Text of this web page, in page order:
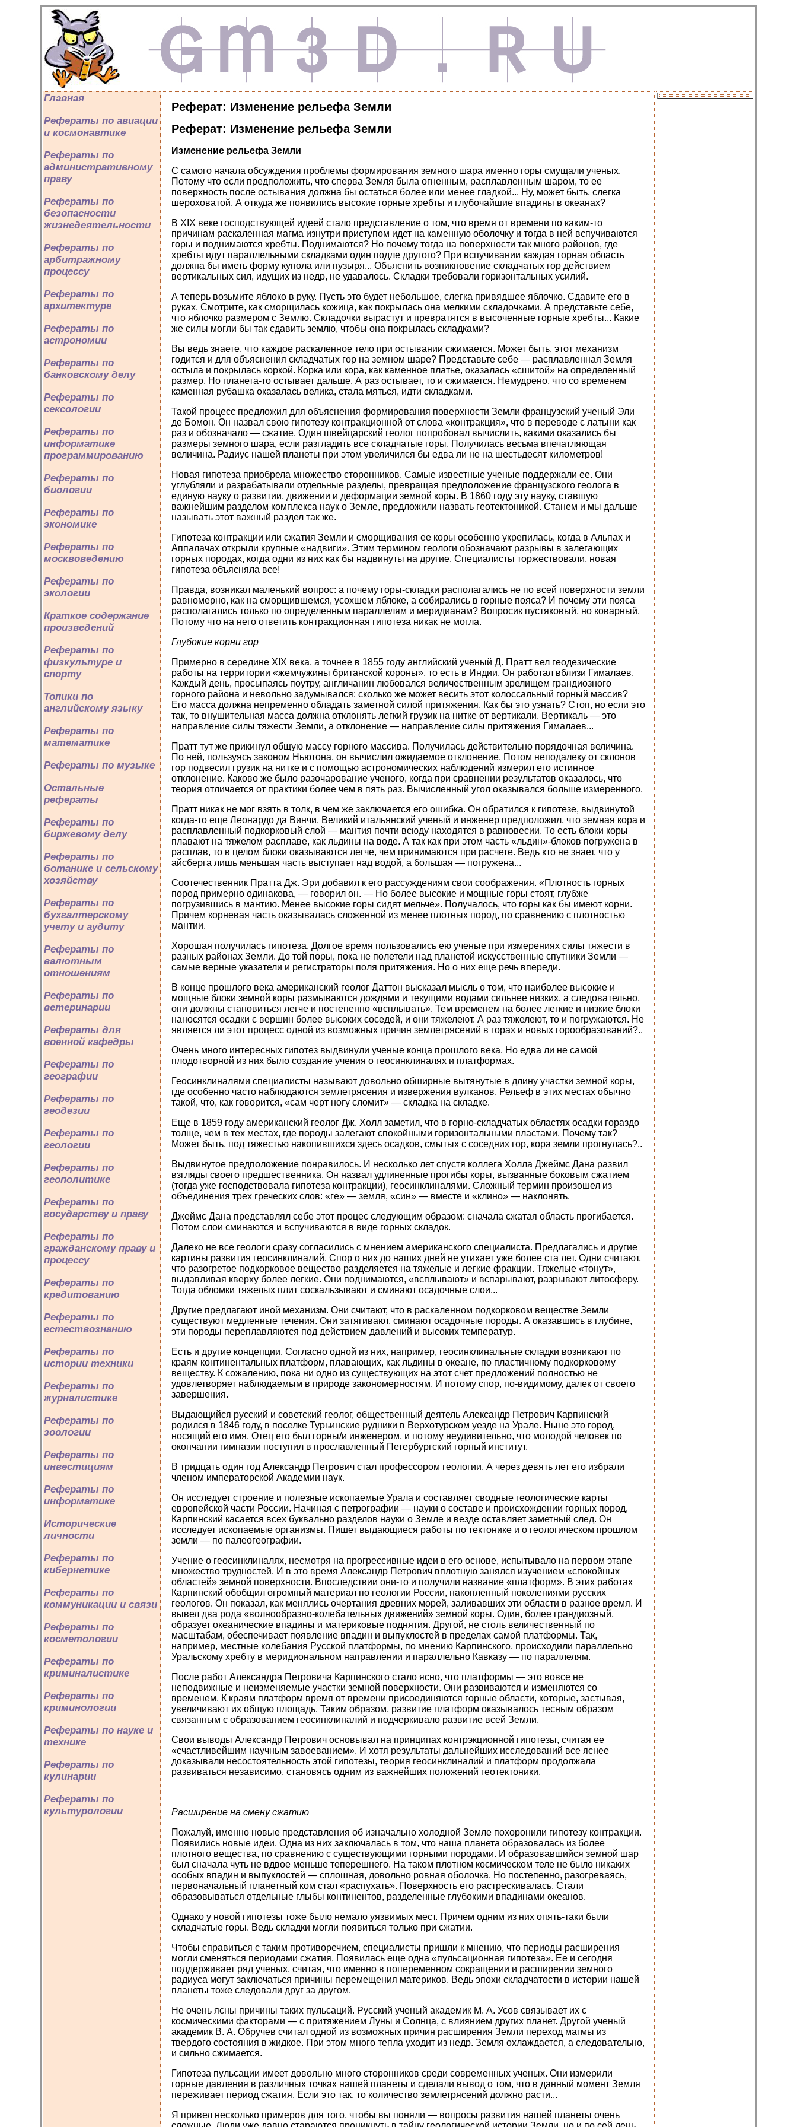
Главная
Рефераты по авиации
и космонавтике
Рефераты по
административному
праву
Рефераты по
безопасности
жизнедеятельности
Рефераты по
арбитражному
процессу
Рефераты по
архитектуре
Рефераты по
астрономии
Рефераты по
банковскому делу
Рефераты по
сексологии
Рефераты по
информатике
программированию
Рефераты по
биологии
Рефераты по
экономике
Рефераты по
москвоведению
Рефераты по
экологии
Краткое содержание
произведений
Рефераты по
физкультуре и
спорту
Топики по
английскому языку
Рефераты по
математике
Рефераты по музыке
Остальные
рефераты
Рефераты по
биржевому делу
Рефераты по
ботанике и сельскому
хозяйству
Рефераты по
бухгалтерскому
учету и аудиту
Рефераты по
валютным
отношениям
Рефераты по
ветеринарии
Рефераты для
военной кафедры
Рефераты по
географии
Рефераты по
геодезии
Рефераты по
геологии
Рефераты по
геополитике
Рефераты по
государству и праву
Рефераты по
гражданскому праву и
процессу
Рефераты по
кредитованию
Рефераты по
естествознанию
Рефераты по
истории техники
Рефераты по
журналистике
Рефераты по
зоологии
Рефераты по
инвестициям
Рефераты по
информатике
Исторические
личности
Рефераты по
кибернетике
Рефераты по
коммуникации и связи
Рефераты по
косметологии
Рефераты по
криминалистике
Рефераты по
криминологии
Рефераты по науке и
технике
Рефераты по
кулинарии
Рефераты по
культурологии
Реферат: Изменение рельефа Земли
Реферат: Изменение рельефа Земли
Изменение рельефа Земли
С самого начала обсуждения проблемы формирования земного шара именно горы смущали ученых.
Потому что если предположить, что сперва Земля была огненным, расплавленным шаром, то ее
поверхность после остывания должна бы остаться более или менее гладкой... Ну, может быть, слегка
шероховатой. А откуда же появились высокие горные хребты и глубочайшие впадины в океанах?
В XIX веке господствующей идеей стало представление о том, что время от времени по каким-то
причинам раскаленная магма изнутри приступом идет на каменную оболочку и тогда в ней вспучиваются
горы и поднимаются хребты. Поднимаются? Но почему тогда на поверхности так много районов, где
хребты идут параллельными складками один подле другого? При вспучивании каждая горная область
должна бы иметь форму купола или пузыря... Объяснить возникновение складчатых гор действием
вертикальных сил, идущих из недр, не удавалось. Складки требовали горизонтальных усилий.
А теперь возьмите яблоко в руку. Пусть это будет небольшое, слегка привядшее яблочко. Сдавите его в
руках. Смотрите, как сморщилась кожица, как покрылась она мелкими складочками. А представьте себе,
что яблочко размером с Землю. Складочки вырастут и превратятся в высоченные горные хребты... Какие
же силы могли бы так сдавить землю, чтобы она покрылась складками?
Вы ведь знаете, что каждое раскаленное тело при остывании сжимается. Может быть, этот механизм
годится и для объяснения складчатых гор на земном шаре? Представьте себе — расплавленная Земля
остыла и покрылась коркой. Корка или кора, как каменное платье, оказалась «сшитой» на определенный
размер. Но планета-то остывает дальше. А раз остывает, то и сжимается. Немудрено, что со временем
каменная рубашка оказалась велика, стала мяться, идти складками.
Такой процесс предложил для объяснения формирования поверхности Земли французский ученый Эли
де Бомон. Он назвал свою гипотезу контракционной от слова «контракция», что в переводе с латыни как
раз и обозначало — сжатие. Один швейцарский геолог попробовал вычислить, какими оказались бы
размеры земного шара, если разгладить все складчатые горы. Получилась весьма впечатляющая
величина. Радиус нашей планеты при этом увеличился бы едва ли не на шестьдесят километров!
Новая гипотеза приобрела множество сторонников. Самые известные ученые поддержали ее. Они
углубляли и разрабатывали отдельные разделы, превращая предположение французского геолога в
единую науку о развитии, движении и деформации земной коры. В 1860 году эту науку, ставшую
важнейшим разделом комплекса наук о Земле, предложили назвать геотектоникой. Станем и мы дальше
называть этот важный раздел так же.
Гипотеза контракции или сжатия Земли и сморщивания ее коры особенно укрепилась, когда в Альпах и
Аппалачах открыли крупные «надвиги». Этим термином геологи обозначают разрывы в залегающих
горных породах, когда одни из них как бы надвинуты на другие. Специалисты торжествовали, новая
гипотеза объясняла все!
Правда, возникал маленький вопрос: а почему горы-складки располагались не по всей поверхности земли
равномерно, как на сморщившемся, усохшем яблоке, а собирались в горные пояса? И почему эти пояса
располагались только по определенным параллелям и меридианам? Вопросик пустяковый, но коварный.
Потому что на него ответить контракционная гипотеза никак не могла.
Глубокие корни гор
Примерно в середине XIX века, а точнее в 1855 году английский ученый Д. Пратт вел геодезические
работы на территории «жемчужины британской короны», то есть в Индии. Он работал вблизи Гималаев.
Каждый день, просыпаясь поутру, англичанин любовался величественным зрелищем грандиозного
горного района и невольно задумывался: сколько же может весить этот колоссальный горный массив?
Его масса должна непременно обладать заметной силой притяжения. Как бы это узнать? Стоп, но если это
так, то внушительная масса должна отклонять легкий грузик на нитке от вертикали. Вертикаль — это
направление силы тяжести Земли, а отклонение — направление силы притяжения Гималаев...
Пратт тут же прикинул общую массу горного массива. Получилась действительно порядочная величина.
По ней, пользуясь законом Ньютона, он вычислил ожидаемое отклонение. Потом неподалеку от склонов
гор подвесил грузик на нитке и с помощью астрономических наблюдений измерил его истинное
отклонение. Каково же было разочарование ученого, когда при сравнении результатов оказалось, что
теория отличается от практики более чем в пять раз. Вычисленный угол оказывался больше измеренного.
Пратт никак не мог взять в толк, в чем же заключается его ошибка. Он обратился к гипотезе, выдвинутой
когда-то еще Леонардо да Винчи. Великий итальянский ученый и инженер предположил, что земная кора и
расплавленный подкорковый слой — мантия почти всюду находятся в равновесии. То есть блоки коры
плавают на тяжелом расплаве, как льдины на воде. А так как при этом часть «льдин»-блоков погружена в
расплав, то в целом блоки оказываются легче, чем принимаются при расчете. Ведь кто не знает, что у
айсберга лишь меньшая часть выступает над водой, а большая — погружена...
Соотечественник Пратта Дж. Эри добавил к его рассуждениям свои соображения. «Плотность горных
пород примерно одинакова, — говорил он. — Но более высокие и мощные горы стоят, глубже
погрузившись в мантию. Менее высокие горы сидят мельче». Получалось, что горы как бы имеют корни.
Причем корневая часть оказывалась сложенной из менее плотных пород, по сравнению с плотностью
мантии.
Хорошая получилась гипотеза. Долгое время пользовались ею ученые при измерениях силы тяжести в
разных районах Земли. До той поры, пока не полетели над планетой искусственные спутники Земли —
самые верные указатели и регистраторы поля притяжения. Но о них еще речь впереди.
В конце прошлого века американский геолог Даттон высказал мысль о том, что наиболее высокие и
мощные блоки земной коры размываются дождями и текущими водами сильнее низких, а следовательно,
они должны становиться легче и постепенно «всплывать». Тем временем на более легкие и низкие блоки
наносятся осадки с вершин более высоких соседей, и они тяжелеют. А раз тяжелеют, то и погружаются. Не
является ли этот процесс одной из возможных причин землетрясений в горах и новых горообразований?..
Очень много интересных гипотез выдвинули ученые конца прошлого века. Но едва ли не самой
плодотворной из них было создание учения о геосинклиналях и платформах.
Геосинклиналями специалисты называют довольно обширные вытянутые в длину участки земной коры,
где особенно часто наблюдаются землетрясения и извержения вулканов. Рельеф в этих местах обычно
такой, что, как говорится, «сам черт ногу сломит» — складка на складке.
Еще в 1859 году американский геолог Дж. Холл заметил, что в горно-складчатых областях осадки гораздо
толще, чем в тех местах, где породы залегают спокойными горизонтальными пластами. Почему так?
Может быть, под тяжестью накопившихся здесь осадков, смытых с соседних гор, кора земли прогнулась?..
Выдвинутое предположение понравилось. И несколько лет спустя коллега Холла Джеймс Дана развил
взгляды своего предшественника. Он назвал удлиненные прогибы коры, вызванные боковым сжатием
(тогда уже господствовала гипотеза контракции), геосинклиналями. Сложный термин произошел из
объединения трех греческих слов: «ге» — земля, «син» — вместе и «клино» — наклонять.
Джеймс Дана представлял себе этот процес следующим образом: сначала сжатая область прогибается.
Потом слои сминаются и вспучиваются в виде горных складок.
Далеко не все геологи сразу согласились с мнением американского специалиста. Предлагались и другие
картины развития геосинклиналий. Спор о них до наших дней не утихает уже более ста лет. Одни считают,
что разогретое подкорковое вещество разделяется на тяжелые и легкие фракции. Тяжелые «тонут»,
выдавливая кверху более легкие. Они поднимаются, «всплывают» и вспарывают, разрывают литосферу.
Тогда обломки тяжелых плит соскальзывают и сминают осадочные слои...
Другие предлагают иной механизм. Они считают, что в раскаленном подкорковом веществе Земли
существуют медленные течения. Они затягивают, сминают осадочные породы. А оказавшись в глубине,
эти породы переплавляются под действием давлений и высоких температур.
Есть и другие концепции. Согласно одной из них, например, геосинклинальные складки возникают по
краям континентальных платформ, плавающих, как льдины в океане, по пластичному подкорковому
веществу. К сожалению, пока ни одно из существующих на этот счет предложений полностью не
удовлетворяет наблюдаемым в природе закономерностям. И потому спор, по-видимому, далек от своего
завершения.
Выдающийся русский и советский геолог, общественный деятель Александр Петрович Карпинский
родился в 1846 году, в поселке Турьинские рудники в Верхотурском уезде на Урале. Ныне это город,
носящий его имя. Отец его был горны/и инженером, и потому неудивительно, что молодой человек по
окончании гимназии поступил в прославленный Петербургский горный институт.
В тридцать один год Александр Петрович стал профессором геологии. А через девять лет его избрали
членом императорской Академии наук.
Он исследует строение и полезные ископаемые Урала и составляет сводные геологические карты
европейской части России. Начиная с петрографии — науки о составе и происхождении горных пород,
Карпинский касается всех буквально разделов науки о Земле и везде оставляет заметный след. Он
исследует ископаемые организмы. Пишет выдающиеся работы по тектонике и о геологическом прошлом
земли — по палеогеографии.
Учение о геосинклиналях, несмотря на прогрессивные идеи в его основе, испытывало на первом этапе
множество трудностей. И в это время Александр Петрович вплотную занялся изучением «спокойных
областей» земной поверхности. Впоследствии они-то и получили название «платформ». В этих работах
Карпинский обобщил огромный материал по геологии России, накопленный поколениями русских
геологов. Он показал, как менялись очертания древних морей, заливавших эти области в разное время. И
вывел два рода «волнообразно-колебательных движений» земной коры. Один, более грандиозный,
образует океанические впадины и материковые поднятия. Другой, не столь величественный по
масштабам, обеспечивает появление впадин и выпуклостей в пределах самой платформы. Так,
например, местные колебания Русской платформы, по мнению Карпинского, происходили параллельно
Уральскому хребту в меридиональном направлении и параллельно Кавказу — по параллелям.
После работ Александра Петровича Карпинского стало ясно, что платформы — это вовсе не
неподвижные и неизменяемые участки земной поверхности. Они развиваются и изменяются со
временем. К краям платформ время от времени присоединяются горные области, которые, застывая,
увеличивают их общую площадь. Таким образом, развитие платформ оказывалось тесным образом
связанным с образованием геосинклиналий и подчеркивало развитие всей Земли.
Свои выводы Александр Петрович основывал на принципах контрэкционной гипотезы, считая ее
«счастливейшим научным завоеванием». И хотя результаты дальнейших исследований все яснее
доказывали несостоятельность этой гипотезы, теория геосинклиналий и платформ продолжала
развиваться независимо, становясь одним из важнейших положений геотектоники.
Расширение на смену сжатию
Пожалуй, именно новые представления об изначально холодной Земле похоронили гипотезу контракции.
Появились новые идеи. Одна из них заключалась в том, что наша планета образовалась из более
плотного вещества, по сравнению с существующими горными породами. И образовавшийся земной шар
был сначала чуть не вдвое меньше теперешнего. На таком плотном космическом теле не было никаких
особых впадин и выпуклостей — сплошная, довольно ровная оболочка. Но постепенно, разогреваясь,
первоначальный планетный ком стал «распухать». Поверхность его растрескивалась. Стали
образовываться отдельные глыбы континентов, разделенные глубокими впадинами океанов.
Однако у новой гипотезы тоже было немало уязвимых мест. Причем одним из них опять-таки были
складчатые горы. Ведь складки могли появиться только при сжатии.
Чтобы справиться с таким противоречием, специалисты пришли к мнению, что периоды расширения
могли сменяться периодами сжатия. Появилась еще одна «пульсационная гипотеза». Ее и сегодня
поддерживает ряд ученых, считая, что именно в попеременном сокращении и расширении земного
радиуса могут заключаться причины перемещения материков. Ведь эпохи складчатости в истории нашей
планеты тоже следовали друг за другом.
Не очень ясны причины таких пульсаций. Русский ученый академик М. А. Усов связывает их с
космическими факторами — с притяжением Луны и Солнца, с влиянием других планет. Другой ученый
академик В. А. Обручев считал одной из возможных причин расширения Земли переход магмы из
твердого состояния в жидкое. При этом много тепла уходит из недр. Земля охлаждается, а следовательно,
и сильно сжимается.
Гипотеза пульсации имеет довольно много сторонников среди современных ученых. Они измерили
горные давления в различных точках нашей планеты и сделали вывод о том, что в данный момент Земля
переживает период сжатия. Если это так, то количество землетрясений должно расти...
Я привел несколько примеров для того, чтобы вы поняли — вопросы развития нашей планеты очень